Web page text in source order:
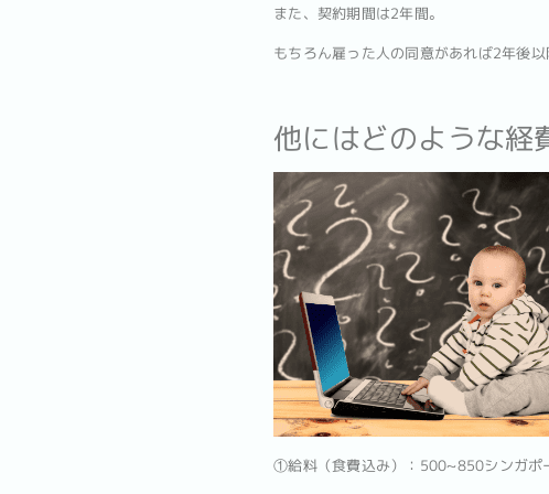
また、契約期間は2年間。
もちろん雇った人の同意があれば2年後
他にはどのような経
①給料（食費込み）：500~850シンガポ